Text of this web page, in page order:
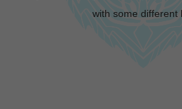
with some different